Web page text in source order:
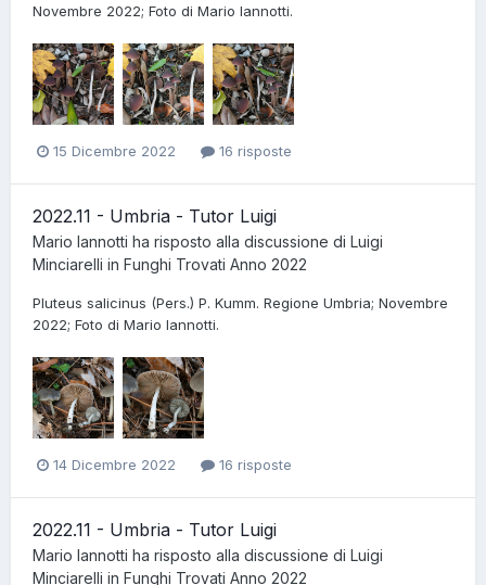
Novembre 2022; Foto di Mario Iannotti.
15 Dicembre 2022 16 risposte
2022.11 - Umbria - Tutor Luigi
Mario Iannotti ha risposto alla discussione di Luigi
Minciarelli in Funghi Trovati Anno 2022
Pluteus salicinus (Pers.) P. Kumm. Regione Umbria; Novembre
2022; Foto di Mario Iannotti.
14 Dicembre 2022 16 risposte
2022.11 - Umbria - Tutor Luigi
Mario Iannotti ha risposto alla discussione di Luigi
Minciarelli in Funghi Trovati Anno 2022